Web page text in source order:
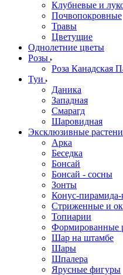
Клубневые и
Почвопокровные
Травы
Цветущие
Однолетние цветы
Розы
Роза Канадская
Туи
Даника
Западная
Смарагд
Шаровидная
Эксклюзивные
Арка
Беседка
Бонсай
Бонсай - сосны
Зонты
Конус-пирамида-
Стриженные и
Топиарии
Формированные
Шар на штамбе
Шары
Шпалера
Ярусные фигуры